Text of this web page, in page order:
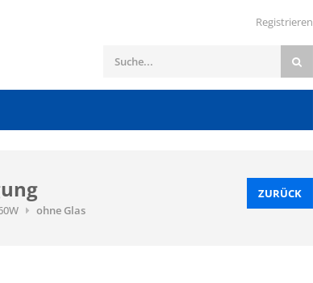
Registrieren
ohne Glas
ZURÜCK